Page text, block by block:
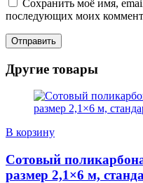
Сохранить моё имя,
последующих моих
Другие товары
В корзину
Сотовый
размер 2,1×6 м,